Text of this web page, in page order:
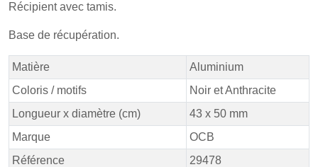
Récipient avec tamis.
Base de récupération.
Matière
Aluminium
Coloris / motifs
Noir et Anthracite
Longueur x diamètre (cm)
43 x 50 mm
Marque
OCB
Référence
29478